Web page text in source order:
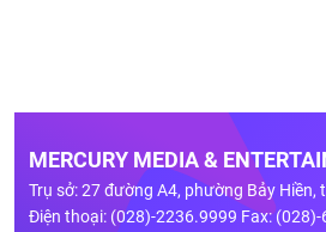
MERCURY MEDIA &
Trụ sở: 27 đường A4, phường Bảy Hiền,
Điện thoại: (028)-2236.9999 Fax: